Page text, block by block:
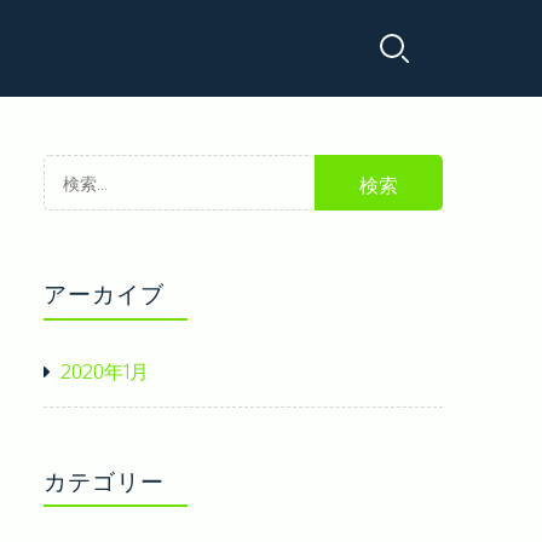
る資格
検
索:
アーカイブ
2020年1月
カテゴリー